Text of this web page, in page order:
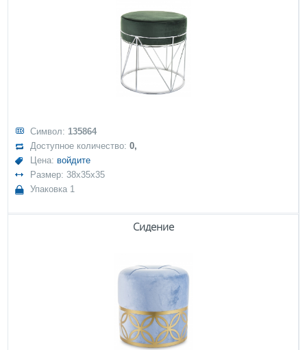
Символ: 135864
Доступное количество:0,
Цена: войдите
Размер: 38x35x35
Упаковка 1
Сидение